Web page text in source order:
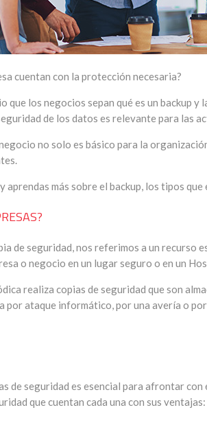
cuentan con la protección necesaria?
que los negocios sepan qué es un backup y
de los datos es relevante para las
no solo es básico para la
aprendas más sobre el backup, los tipos
de seguridad, nos referimos a un recurso
o negocio en un lugar seguro o en un
realiza copias de seguridad que son
por ataque informático, por una avería o
de seguridad es esencial para afrontar
que cuentan cada una con sus ventajas: